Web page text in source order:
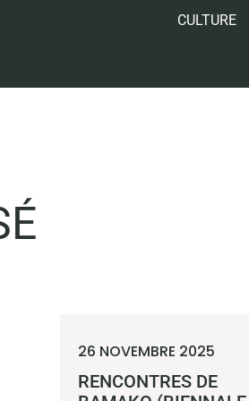
CULTURE
26 NOVEMBRE 2025
RENCONTRES DE